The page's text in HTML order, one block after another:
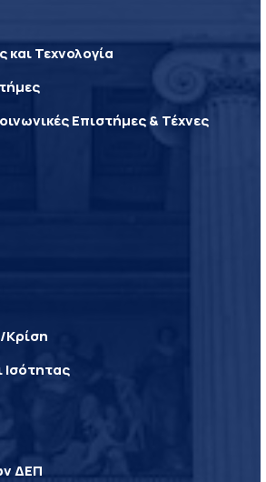
και Τεχνολογία
Επιστήμες & Τέχνες
Κρίση
ΔΕΠ